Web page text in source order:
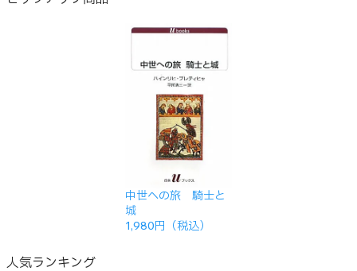
中世への旅 騎士と
城
1,980円（税込）
人気ランキング